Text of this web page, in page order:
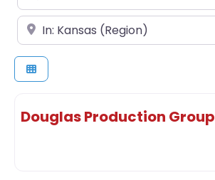
In der Nähe
Douglas Production Group